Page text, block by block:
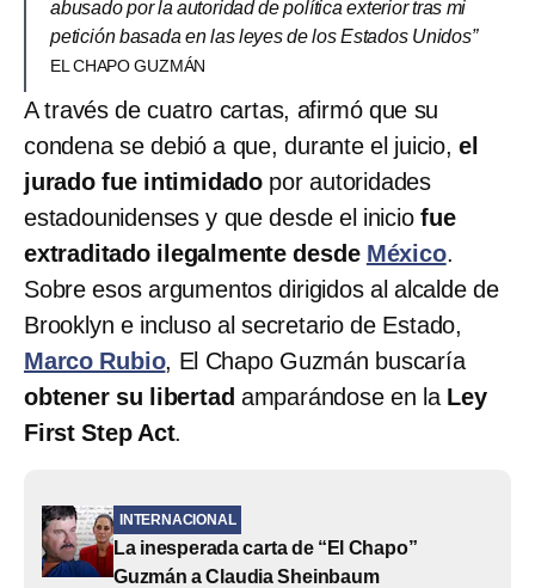
abusado por la autoridad de política exterior tras mi
petición basada en las leyes de los Estados Unidos”
EL CHAPO GUZMÁN
A través de cuatro cartas, afirmó que su
condena se debió a que, durante el juicio, el
jurado fue intimidado por autoridades
estadounidenses y que desde el inicio fue
extraditado ilegalmente desde México.
Sobre esos argumentos dirigidos al alcalde de
Brooklyn e incluso al secretario de Estado,
Marco Rubio, El Chapo Guzmán buscaría
obtener su libertad amparándose en laLey
First Step Act.
INTERNACIONAL
La inesperada carta de “El Chapo”
Guzmán a Claudia Sheinbaum